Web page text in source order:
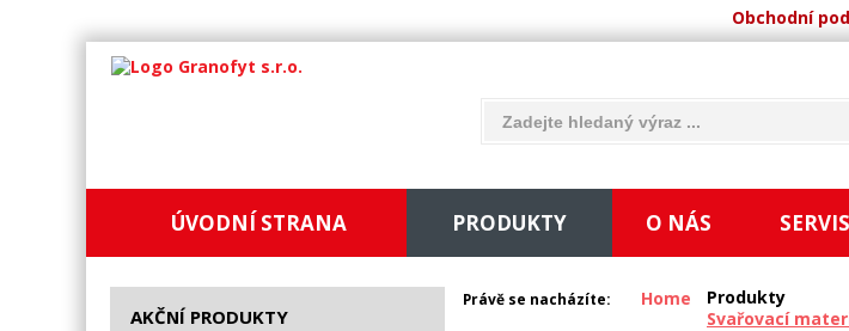
Obchodní
ÚVODNÍ STRANA PRODUKTY O NÁS SERVIS
AKČNÍ PRODUKTY
Právě se nacházíte: Home
Produkty
Svařovací